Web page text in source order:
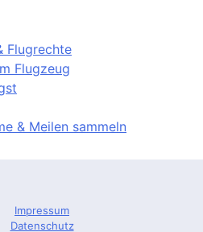
Flugrechte
Flugzeug
& Meilen sammeln
Impressum
Datenschutz